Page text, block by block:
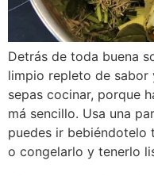
Detrás de toda buena
limpio repleto de sabor
sepas cocinar, porque
má sencillo. Usa una
puedes ir bebiéndotelo
o congelarlo y tenerlo